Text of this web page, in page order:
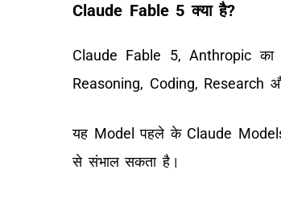
Claude Fable 5 क्या है?
Claude Fable 5, Anthropic
Reasoning, Coding, Research
यह Model पहले के Claude Models
से संभाल सकता है।